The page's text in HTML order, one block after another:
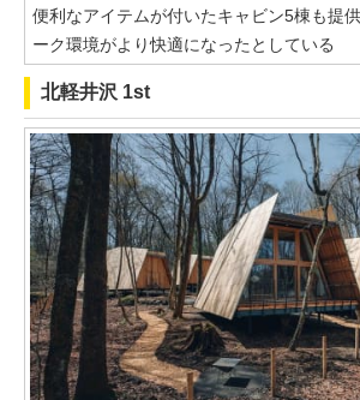
便利なアイテムが付いたキャビン5棟も提
ーク環境がより快適になったとしている
北軽井沢 1st